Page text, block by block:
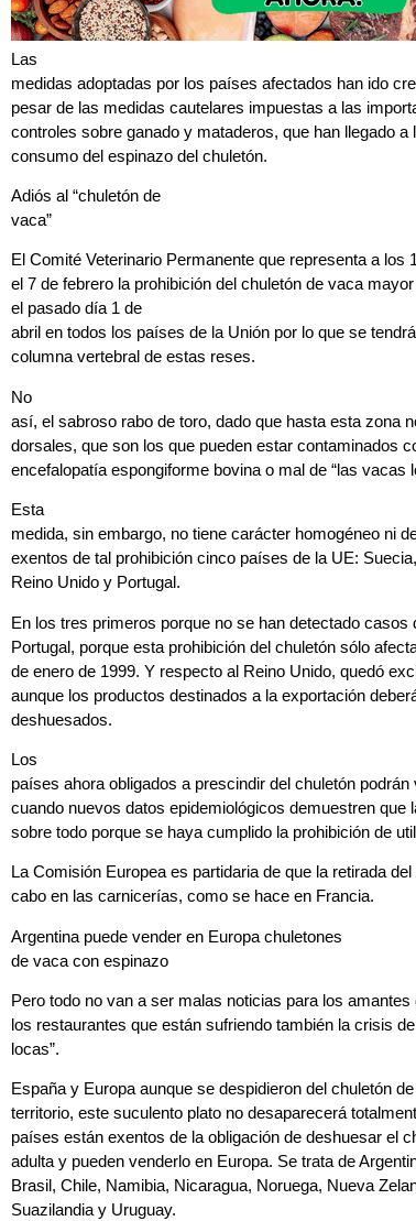
Las
medidas adoptadas por los países afectados han ido
pesar de las medidas cautelares impuestas a las
controles sobre ganado y mataderos, que han llegado a
consumo del espinazo del chuletón.
Adiós al “chuletón de
vaca”
El Comité Veterinario Permanente que representa a los
el 7 de febrero la prohibición del chuletón de vaca
el pasado día 1 de
abril en todos los países de la Unión por lo que se
columna vertebral de estas reses.
No
así, el sabroso rabo de toro, dado que hasta esta zona
dorsales, que son los que pueden estar contaminados
encefalopatía espongiforme bovina o mal de “las vacas
Esta
medida, sin embargo, no tiene carácter homogéneo ni
exentos de tal prohibición cinco países de la UE:
Reino Unido y Portugal.
En los tres primeros porque no se han detectado
Portugal, porque esta prohibición del chuletón sólo
de enero de 1999. Y respecto al Reino Unido, quedó
aunque los productos destinados a la exportación
deshuesados.
Los
países ahora obligados a prescindir del chuletón
cuando nuevos datos epidemiológicos demuestren que
sobre todo porque se haya cumplido la prohibición de
La Comisión Europea es partidaria de que la retirada
cabo en las carnicerías, como se hace en Francia.
Argentina puede vender en Europa chuletones
de vaca con espinazo
Pero todo no van a ser malas noticias para los
los restaurantes que están sufriendo también la crisis
locas”.
España y Europa aunque se despidieron del chuletón
territorio, este suculento plato no desaparecerá
países están exentos de la obligación de deshuesar el
adulta y pueden venderlo en Europa. Se trata de
Brasil, Chile, Namibia, Nicaragua, Noruega, Nueva
Suazilandia y Uruguay.